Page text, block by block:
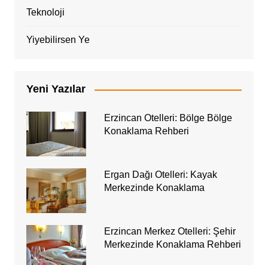
Teknoloji
Yiyebilirsen Ye
Yeni Yazılar
Erzincan Otelleri: Bölge Bölge
Konaklama Rehberi
Ergan Dağı Otelleri: Kayak
Merkezinde Konaklama
Erzincan Merkez Otelleri: Şehir
Merkezinde Konaklama Rehberi